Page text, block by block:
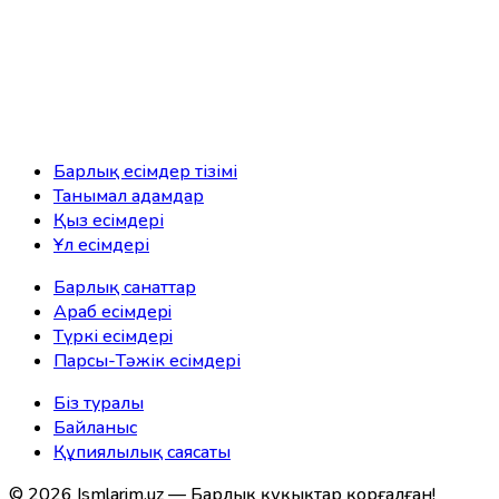
Барлық есімдер тізімі
Танымал адамдар
Қыз есімдері
Ұл есімдері
Барлық санаттар
Араб есімдерi
Түркі есімдерi
Парсы-Тәжік есімдері
Біз туралы
Байланыс
Құпиялылық саясаты